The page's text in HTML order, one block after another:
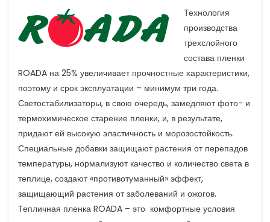
Технология
производства
трехслойного
состава пленки
ROADA на 25% увеличивает прочностные характеристики,
поэтому и срок эксплуатации – минимум три года.
Светостабилизаторы, в свою очередь, замедляют фото- и
термохимическое старение пленки, и, в результате,
придают ей высокую эластичность и морозостойкость.
Специальные добавки защищают растения от перепадов
температуры, нормализуют качество и количество света в
теплице, создают «противотуманный» эффект,
защищающий растения от заболеваний и ожогов.
Тепличная пленка ROADA – это комфортные условия